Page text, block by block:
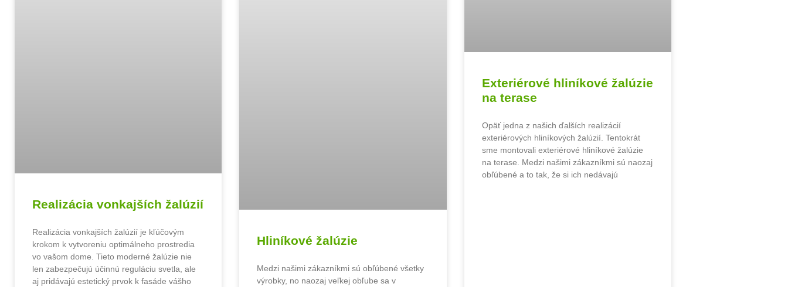
Realizácia vonkajších žalúzií
Realizácia vonkajších žalúzií je kľúčovým
krokom k vytvoreniu optimálneho prostredia
vo vašom dome. Tieto moderné žalúzie nie
len zabezpečujú účinnú reguláciu svetla, ale
aj pridávajú estetický prvok k fasáde vášho
Hliníkové žalúzie
Medzi našimi zákazníkmi sú obľúbené všetky
výrobky, no naozaj veľkej obľube sa v
Exteriérové hliníkové žalúzie
na terase
Opäť jedna z našich ďalších realizácií
exteriérových hliníkových žalúzií. Tentokrát
sme montovali exteriérové hliníkové žalúzie
na terase. Medzi našimi zákazníkmi sú naozaj
obľúbené a to tak, že si ich nedávajú